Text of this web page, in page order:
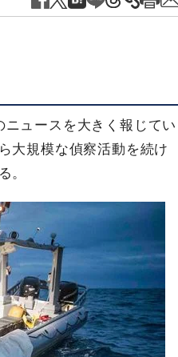
ュースを大きく報じてい
大規模な偵察活動を続け
。